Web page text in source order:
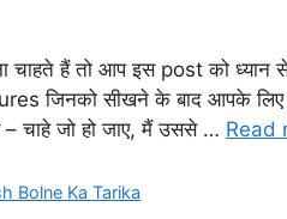
चाहते हैं तो आप इस post को
जिनको सीखने के बाद आपके लिए
चाहे जो हो जाए, मैं उससे … Read
Bolne Ka Tarika